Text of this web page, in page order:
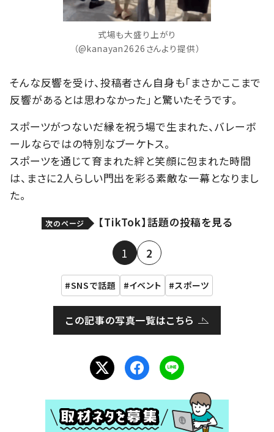
式場も大盛り上がり
（@kanayan2626さんより提供）
そんな反響を受け、投稿者さん自身も「まさかここまで
反響があるとは思わなかった」と驚いたそうです。
スポーツがつないだ縁を祝う場で生まれた、バレーボ
ールならではの特別なブーケトス。
スポーツを通じて育まれた絆と笑顔に包まれた時間
は、まさに2人らしい門出を彩る素敵な一幕となりまし
た。
次のページ 【TikTok】話題の投稿を見る
1 2
SNSで話題 イベント スポーツ
この記事の写真一覧はこちら